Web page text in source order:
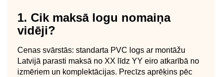
1. Cik maksā logu nomaiņa
vidēji?
Cenas svārstās: standarta PVC logs ar montāžu
Latvijā parasti maksā no XX līdz YY eiro atkarībā no
izmēriem un komplektācijas. Precīzs aprēķins pēc